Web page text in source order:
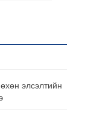
элсэлтийн